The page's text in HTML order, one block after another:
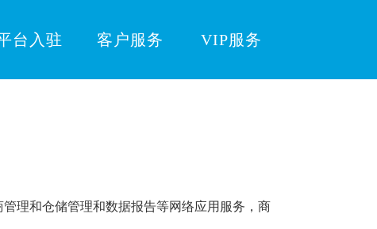
台入驻 客户服务 VIP服务
理和仓储管理和数据报告等网络应用服务，商